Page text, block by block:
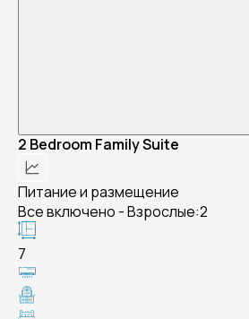
2 Bedroom Family Suite
Питание и размещение
Все включено - Взрослые:2
7